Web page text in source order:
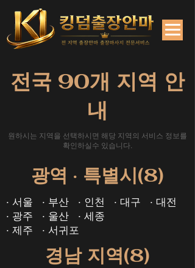
전국 90개 지역 안
내
원하시는 지역을 선택하시면 해당 지역의 서비스 정보를
확인하실수 있습니다.
광역 · 특별시(8)
· 서울 · 부산 · 인천 · 대구
· 대전
· ​광주
· 울산
· 세종
· 제주
· 서귀포
경남 지역(8)